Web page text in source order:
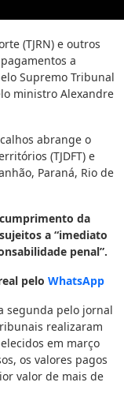
(TJRN) e outros
a
Supremo Tribunal
ministro Alexandre
abrange o
(TJDFT) e
Paraná, Rio de
da
a “imediato
penal”.
pelo WhatsApp
segunda pelo jornal
realizaram
em março
os valores pagos
valor de mais de